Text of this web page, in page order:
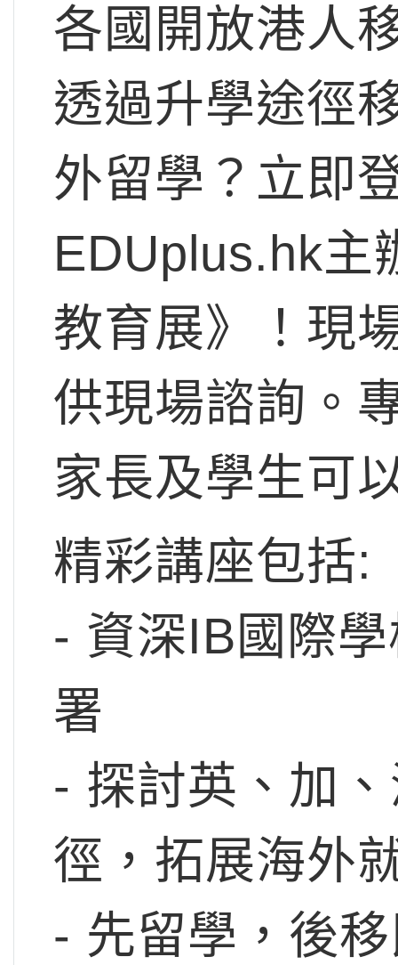
各國開放港人
透過升學途徑
外留學？立即
EDUplus.hk主
教育展》！現
供現場諮詢。
家長及學生可
​精彩講座包括:
- 資深IB國際
署
- 探討英、加
徑，拓展海外
- 先留學，後